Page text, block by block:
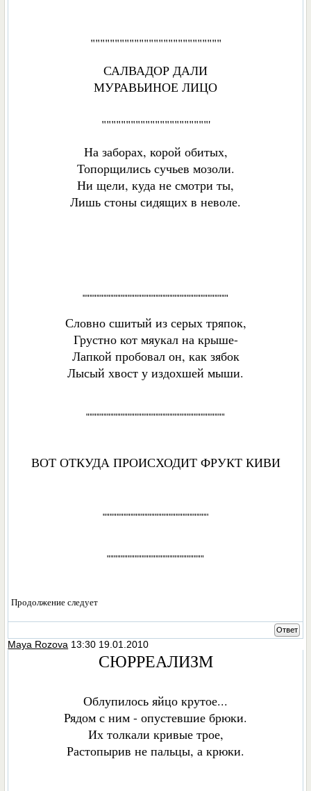
"""""""""""""""""""""""""""
САЛВАДОР ДАЛИ
МУРАВЬИНОЕ ЛИЦО
""""""""""""""""""""""'
На заборах, корой обитых,
Топорщились сучьев мозоли.
Ни щели, куда не смотри ты,
Лишь стоны сидящих в неволе.
""""""""""""""""""""""""""""""""""""""""""
Словно сшитый из серых тряпок,
Грустно кот мяукал на крыше-
Лапкой пробовал он, как зябок
Лысый хвост у издохшей мыши.
""""""""""""""""""""""""""""""""""""""""
ВОТ ОТКУДА ПРОИСХОДИТ ФРУКТ КИВИ
""""""""""""""""""""""""""""""'
""""""""""""""""""""""""""""
Продолжение следует
Ответ
Maya Rozova 13:30 19.01.2010
СЮРРЕАЛИЗМ
Облупилось яйцо крутое...
Рядом с ним - опустевшие брюки.
Их толкали кривые трое,
Растопырив не пальцы, а крюки.